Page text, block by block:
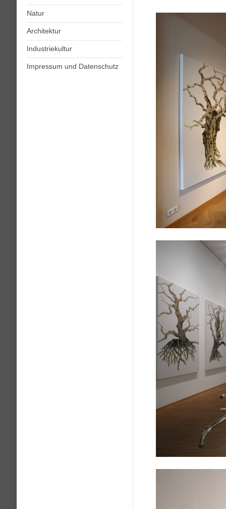
Natur
Architektur
Industriekultur
Impressum und Datenschutz